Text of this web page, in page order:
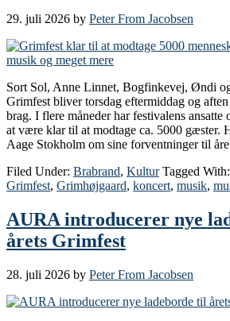
29. juli 2026 by Peter From Jacobsen
Sort Sol, Anne Linnet, Bogfinkevej, Øndi
Grimfest bliver torsdag eftermiddag og aften
brag. I flere måneder har festivalens
at være klar til at modtage ca. 5000 gæster.
Aage Stokholm om sine forventninger til
Filed Under: Brabrand, Kultur Tagged With:
Grimfest, Grimhøjgaard, koncert, musik,
AURA introducerer nye
årets Grimfest
28. juli 2026 by Peter From Jacobsen